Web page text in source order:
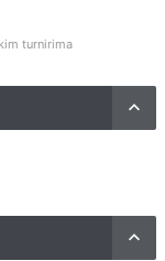
turnirima